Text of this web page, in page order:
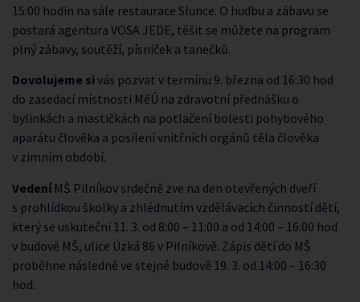
15:00 hodin na sále restaurace Slunce. O hudbu a zábavu se
postará agentura VOSA JEDE, těšit se můžete na program
plný zábavy, soutěží, písniček a tanečků.
Dovolujeme si vás pozvat v termínu 9. března od 16:30 hod
do zasedací místnosti MěÚ na zdravotní přednášku o
bylinkách a mastičkách na potlačení bolesti pohybového
aparátu člověka a posílení vnitřních orgánů těla člověka
v zimním období.
VedeníMŠ Pilníkov srdečně zve na den otevřených dveří
s prohlídkou školky a zhlédnutím vzdělávacích činností dětí,
který se uskuteční 11. 3. od 8:00 – 11:00 a od 14:00 – 16:00 hod
v budově MŠ, ulice Úzká 86 v Pilníkově. Zápis dětí do MŠ
proběhne následně ve stejné budově 19. 3. od 14:00 – 16:30
hod.